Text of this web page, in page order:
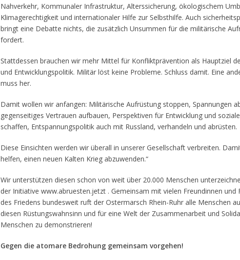
Nahverkehr, Kommunaler Infrastruktur, Alterssicherung, ökologischem
Klimagerechtigkeit und internationaler Hilfe zur Selbsthilfe. Auch
bringt eine Debatte nichts, die zusätzlich Unsummen für die militärische
fordert.
Stattdessen brauchen wir mehr Mittel für Konfliktprävention als Hauptziel
und Entwicklungspolitik. Militär löst keine Probleme. Schluss damit. Eine
muss her.
Damit wollen wir anfangen: Militärische Aufrüstung stoppen, Spannungen
gegenseitiges Vertrauen aufbauen, Perspektiven für Entwicklung und
schaffen, Entspannungspolitik auch mit Russland, verhandeln und abrüsten.
Diese Einsichten werden wir überall in unserer Gesellschaft verbreiten.
helfen, einen neuen Kalten Krieg abzuwenden.“
Wir unterstützen diesen schon von weit über 20.000 Menschen
der Initiative www.abruesten.jetzt . Gemeinsam mit vielen Freundinnen und
des Friedens bundesweit ruft der Ostermarsch Rhein-Ruhr alle Menschen
diesen Rüstungswahnsinn und für eine Welt der Zusammenarbeit und
Menschen zu demonstrieren!
Gegen die atomare Bedrohung gemeinsam vorgehen!